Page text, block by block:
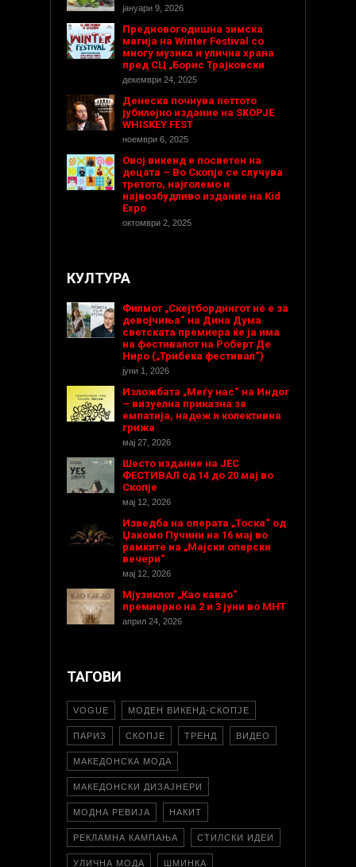
јануари 9, 2026
Предновогодишнa зимска
магија на Winter Festival со
многу музика и улична храна
пред СЦ „Борис Трајковски
декември 24, 2025
Денеска почнува петтото
јубилејно издание на SKOPJE
WHISKEY FEST
ноември 6, 2025
Овој викенд е посветен на
децата – Во Скопје се случува
третото, најголемо и
највозбудливо издание на Kid
Expo
октомври 2, 2025
КУЛТУРА
Филмот „Скејтбордингот не е за
девојчиња“ на Дина Дума
светската премиера ќе ја има
на фестивалот на Роберт Де
Ниро („Трибека фестивал“)
јуни 1, 2026
Изложбата „Меѓу нас“ на Индог
– визуелна приказна за
емпатија, надеж и колективна
грижа
мај 27, 2026
Шесто издание на ЈЕС
ФЕСТИВАЛ од 14 до 20 мај во
Скопје
мај 12, 2026
Изведба на операта „Тоска“ од
Џакомо Пучини на 16 мај во
рамките на „Мајски оперски
вечери“
мај 12, 2026
Мјузиклот „Као какао“
премиерно на 2 и 3 јуни во МНТ
април 24, 2026
ТАГОВИ
VOGUE МОДЕН ВИКЕНД-СКОПЈЕ
ПАРИЗ СКОПЈЕ ТРЕНД ВИДЕО
МАКЕДОНСКА МОДА
МАКЕДОНСКИ ДИЗАЈНЕРИ
МОДНА РЕВИЈА НАКИТ
РЕКЛАМНА КАМПАЊА СТИЛСКИ ИДЕИ
УЛИЧНА МОДА ШМИНКА